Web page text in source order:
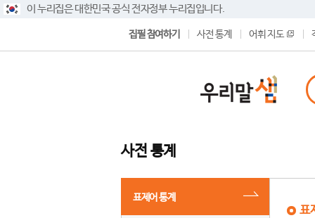
이 누리집은 대한민국 공식 전자정부 누리집입니다.
집필 참여하기 사전 통계 어휘 지도
사전 통계
표제어 통계
표